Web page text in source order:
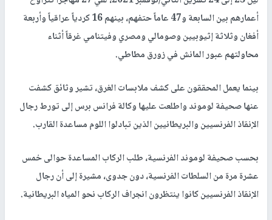
أعمارهم بين السابعة و47 عاماً حتفهم، بينهم 16 كردياً عراقياً وأربعة
أفغان وثلاثة إثيوبيين وصومالي ومصري وفيتنامي غرقاً أثناء
محاولتهم عبور المانش في زورق مطاطي.
بينما يعمل المحققون على كشف ملابسات الغرق، تشير وثائق كشفت
عنها صحيفة لوموند واطلعت عليها وكالة فرانس برس إلى تورط رجال
الإنقاذ الفرنسيين والبريطانيين الذين تبادلوا اللوم مساعدة القارب.
بحسب صحيفة لوموند الفرنسية، طلب الركاب المساعدة حوالى خمس
عشرة مرة من السلطات الفرنسية، دون جدوى، مشيرة إلى أن رجال
الإنقاذ الفرنسيين كانوا ينتظرون انجراف الركاب نحو المياه البريطانية.